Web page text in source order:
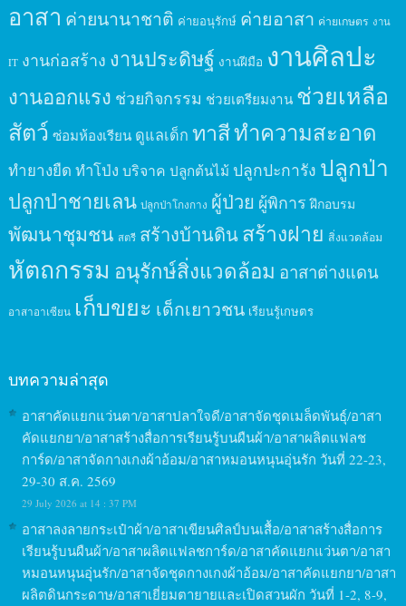
อาสา ค่ายนานาชาติ ค่ายอนุรักษ์ ค่ายอาสา ค่ายเกษตร งาน
IT งานก่อสร้าง งานประดิษฐ์ งานฝีมือ งานศิลปะ
งานออกแรง ช่วยกิจกรรม ช่วยเตรียมงาน ช่วยเหลือ
สัตว์ ซ่อมห้องเรียน ดูแลเด็ก ทาสีทำความสะอาด
ทำยางยืด ทำโป่ง บริจาค ปลูกต้นไม้ ปลูกปะการัง ปลูกป่า
ปลูกป่าชายเลน ปลูกป่าโกงกาง ผู้ป่วย ผู้พิการ ฝึกอบรม
พัฒนาชุมชน สตรี สร้างบ้านดินสร้างฝาย สิ่งแวดล้อม
หัตถกรรม อนุรักษ์สิ่งแวดล้อม อาสาต่างแดน
อาสาอาเซียน เก็บขยะ เด็กเยาวชน เรียนรู้เกษตร
บทความล่าสุด
อาสาคัดแยกแว่นตา/อาสาปลาใจดี/อาสาจัดชุดเมล็ดพันธุ์/อาสา
คัดแยกยา/อาสาสร้างสื่อการเรียนรู้บนผืนผ้า/อาสาผลิตแฟลช
การ์ด/อาสาจัดกางเกงผ้าอ้อม/อาสาหมอนหนุนอุ่นรัก วันที่ 22-23,
29-30 ส.ค. 2569
29 July 2026 at 14 : 37 PM
อาสาลงลายกระเป๋าผ้า/อาสาเขียนศิลป์บนเสื้อ/อาสาสร้างสื่อการ
เรียนรู้บนผืนผ้า/อาสาผลิตแฟลชการ์ด/อาสาคัดแยกแว่นตา/อาสา
หมอนหนุนอุ่นรัก/อาสาจัดชุดกางเกงผ้าอ้อม/อาสาคัดแยกยา/อาสา
ผลิตดินกระดาษ/อาสาเยี่ยมตายายและเปิดสวนผัก วันที่ 1-2, 8-9,